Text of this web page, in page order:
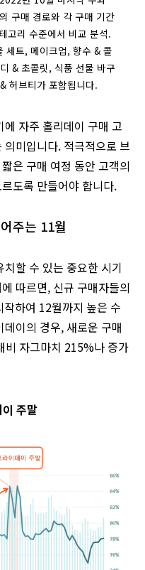
구매 경로와 각 구매 기간
고리 수준에서 비교 분석.
세트, 메이크업, 향수 & 콜
& 초콜릿, 식품 선물 바구
허브티가 포함됩니다.
자주 홀리데이 구매 고
미입니다. 적극적으로 브
은 구매 여정 동안 고객의
도록 만들어야 합니다.
주는 11월
할 수 있는 중요한 시기
따르면, 신규 구매자들의
하여 12월까지 높은 수
이의 경우, 새로운 구매
비 자그마치 215%나 증가
주말